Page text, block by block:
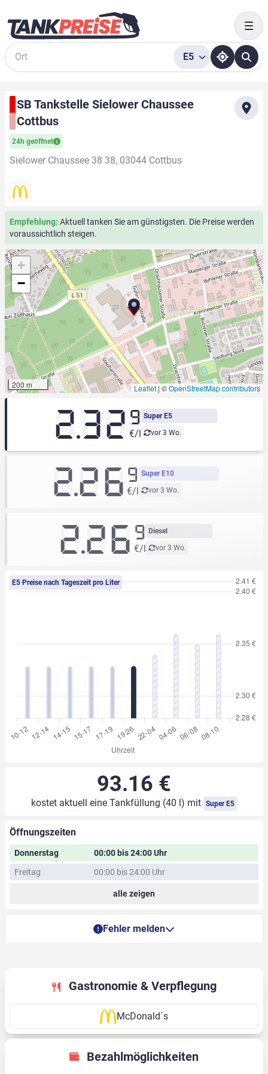
Suche
E5
SB Tankstelle Sielower Chaussee
Cottbus
24h geöffnet
Sielower Chaussee 38 38, 03044 Cottbus
Empfehlung: Aktuell tanken Sie am günstigsten. Die Preise werden
voraussichtlich steigen.
+
−
200 m Leaflet | ©OpenStreetMap contributors
Super E5
vor 3 Wo.
2.32 9
€/l
Super E10
vor 3 Wo.
2.269
€/l
Diesel
vor 3 Wo.
2.26 9
€/l
E5 Preise nach Tageszeit pro Liter
93.16 €
kostet aktuell eine Tankfüllung (40 l) mit Super E5
Öffnungszeiten
Donnerstag
00:00 bis 24:00 Uhr
Freitag
00:00 bis 24:00 Uhr
alle zeigen
Fehler melden
Gastronomie & Verpflegung
McDonald´s
Bezahlmöglichkeiten